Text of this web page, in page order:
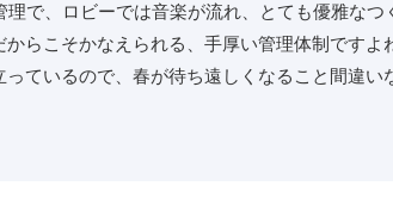
で、ロビーでは音楽が流れ、とても優雅なつ
らこそかなえられる、手厚い管理体制ですよ
ているので、春が待ち遠しくなること間違い